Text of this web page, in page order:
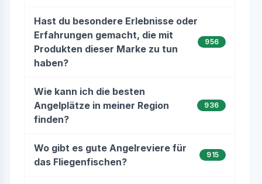
Hast du besondere Erlebnisse oder
Erfahrungen gemacht, die mit
Produkten dieser Marke zu tun
haben?
956
Wie kann ich die besten
Angelplätze in meiner Region
finden?
936
Wo gibt es gute Angelreviere für
das Fliegenfischen?
915